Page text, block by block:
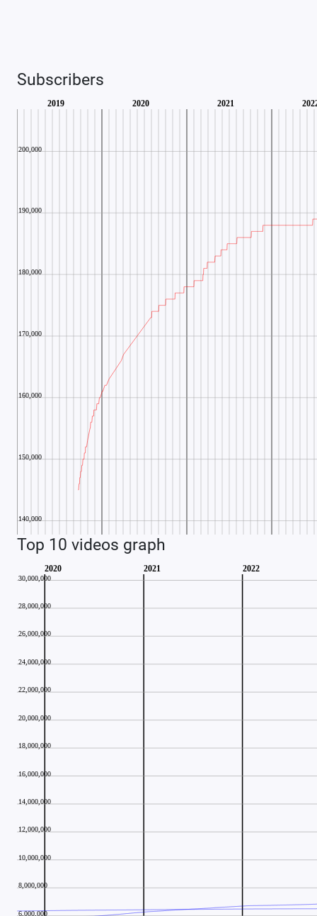
Subscribers
Top 10 videos graph